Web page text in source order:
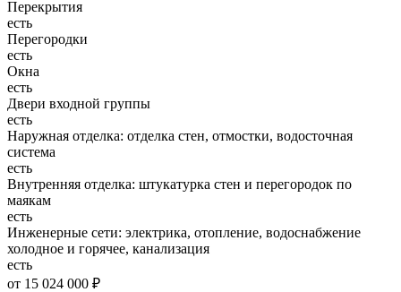
Перекрытия
есть
Перегородки
есть
Окна
есть
Двери входной группы
есть
Наружная отделка: отделка стен, отмостки, водосточная
система
есть
Внутренняя отделка: штукатурка стен и перегородок по
маякам
есть
Инженерные сети: электрика, отопление, водоснабжение
холодное и горячее, канализация
есть
от 15 024 000 ₽